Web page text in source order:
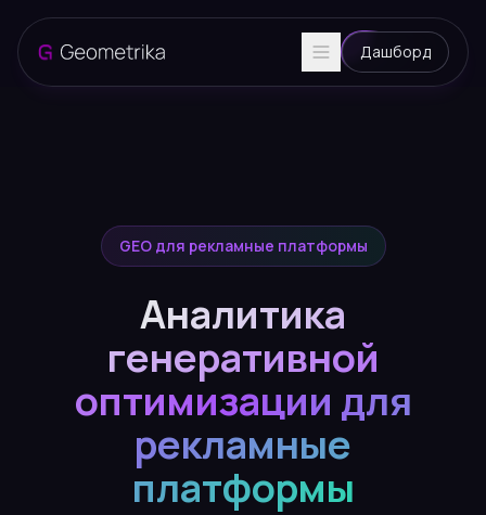
Дашборд
GEO для рекламные платформы
Аналитика
генеративной
оптимизации для
рекламные
платформы